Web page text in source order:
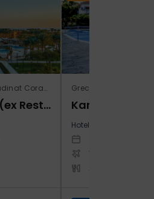
Egipt / Marsa El Alam / Madinat Coraya
Jaz Grand Marsa (ex Resta Grand Resort)
Grecja / Samos /
Kampos
Hotel:
Warszawa -